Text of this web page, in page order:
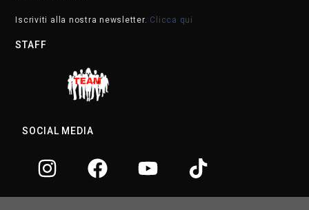
Iscriviti alla nostra newsletter. Clicca qui
STAFF
SOCIAL MEDIA